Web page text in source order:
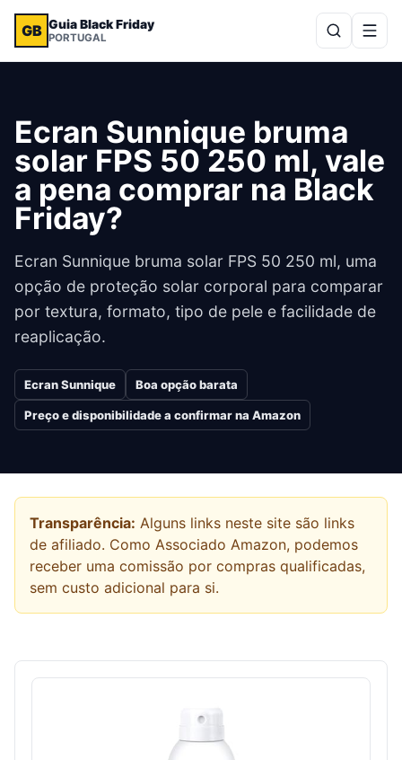
GB Guia Black Friday
PORTUGAL
Ecran Sunnique bruma
solar FPS 50 250 ml, vale
a pena comprar na Black
Friday?
Ecran Sunnique bruma solar FPS 50 250 ml, uma
opção de proteção solar corporal para comparar
por textura, formato, tipo de pele e facilidade de
reaplicação.
Ecran Sunnique Boa opção barata
Preço e disponibilidade a confirmar na Amazon
Transparência: Alguns links neste site são links
de afiliado. Como Associado Amazon, podemos
receber uma comissão por compras qualificadas,
sem custo adicional para si.